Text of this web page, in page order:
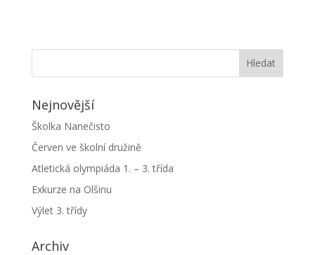
Nejnovější
Školka Nanečisto
Červen ve školní družině
Atletická olympiáda 1. – 3. třída
Exkurze na Olšinu
Výlet 3. třídy
Archiv